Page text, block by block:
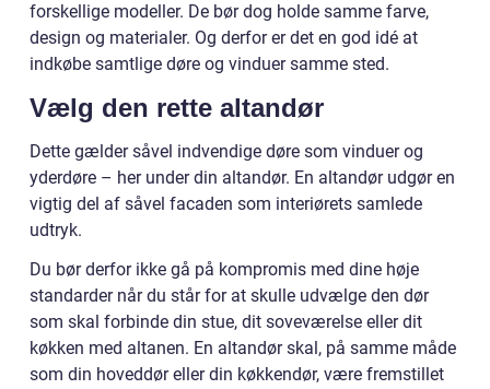
forskellige modeller. De bør dog holde samme farve,
design og materialer. Og derfor er det en god idé at
indkøbe samtlige døre og vinduer samme sted.
Vælg den rette altandør
Dette gælder såvel indvendige døre som vinduer og
yderdøre – her under din altandør. En altandør udgør en
vigtig del af såvel facaden som interiørets samlede
udtryk.
Du bør derfor ikke gå på kompromis med dine høje
standarder når du står for at skulle udvælge den dør
som skal forbinde din stue, dit soveværelse eller dit
køkken med altanen. En altandør skal, på samme måde
som din hoveddør eller din køkkendør, være fremstillet